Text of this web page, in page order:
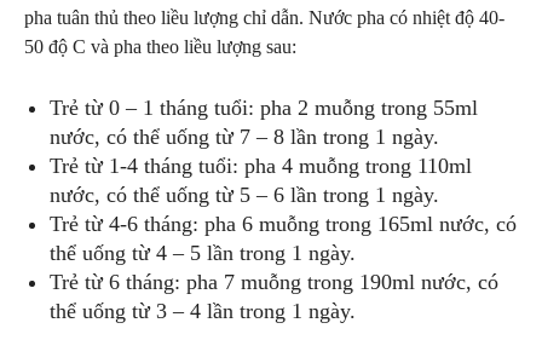
pha tuân thủ theo liều lượng chỉ dẫn. Nước pha có nhiệt độ 40-
50 độ C và pha theo liều lượng sau:
Trẻ từ 0 – 1 tháng tuổi: pha 2 muỗng trong 55ml
nước, có thể uống từ 7 – 8 lần trong 1 ngày.
Trẻ từ 1-4 tháng tuổi: pha 4 muỗng trong 110ml
nước, có thể uống từ 5 – 6 lần trong 1 ngày.
Trẻ từ 4-6 tháng: pha 6 muỗng trong 165ml nước, có
thể uống từ 4 – 5 lần trong 1 ngày.
Trẻ từ 6 tháng: pha 7 muỗng trong 190ml nước, có
thể uống từ 3 – 4 lần trong 1 ngày.